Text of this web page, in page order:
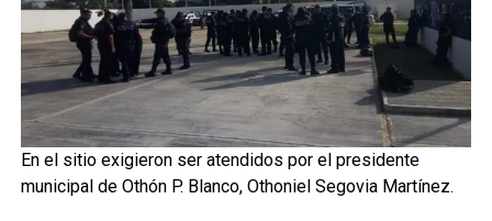
En el sitio exigieron ser atendidos por el presidente
municipal de Othón P. Blanco, Othoniel Segovia Martínez.